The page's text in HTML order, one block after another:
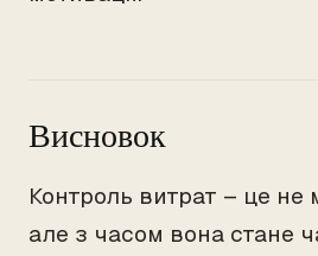
Висновок
Контроль витрат – це не
але з часом вона стане